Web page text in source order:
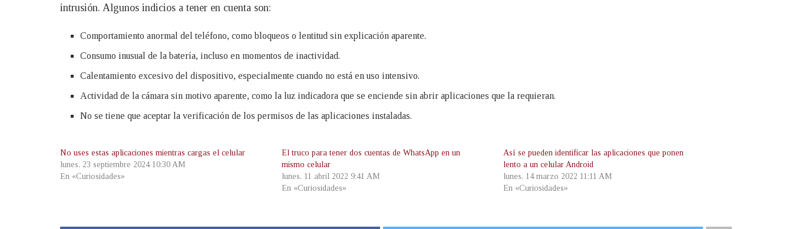
intrusión. Algunos indicios a tener en cuenta son:
Comportamiento anormal del teléfono, como bloqueos o lentitud sin explicación aparente.
Consumo inusual de la batería, incluso en momentos de inactividad.
Calentamiento excesivo del dispositivo, especialmente cuando no está en uso intensivo.
Actividad de la cámara sin motivo aparente, como la luz indicadora que se enciende sin abrir aplicaciones que la requieran.
No se tiene que aceptar la verificación de los permisos de las aplicaciones instaladas.
No uses estas aplicaciones mientras cargas el celular
lunes, 23 septiembre 2024 10:30 AM
En «Curiosidades»
El truco para tener dos cuentas de WhatsApp en un
mismo celular
lunes, 11 abril 2022 9:41 AM
En «Curiosidades»
Así se pueden identificar las aplicaciones que ponen
lento a un celular Android
lunes, 14 marzo 2022 11:11 AM
En «Curiosidades»